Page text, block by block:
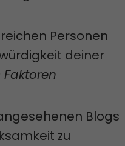
Personen
deiner
Faktoren
Blogs
zu